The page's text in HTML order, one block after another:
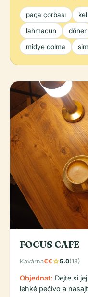
paça çorbası
lahmacun döner
midye dolma
FOCUS CAFE
Kavárna€€star5.0(13)
Objednat: Dejte si
lehké pečivo a